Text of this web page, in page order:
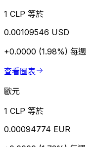
1 CLP 等於
0.00109546 USD
+0.0000 (1.98%) 每週
查看圖表
歐元
1 CLP 等於
0.00094774 EUR